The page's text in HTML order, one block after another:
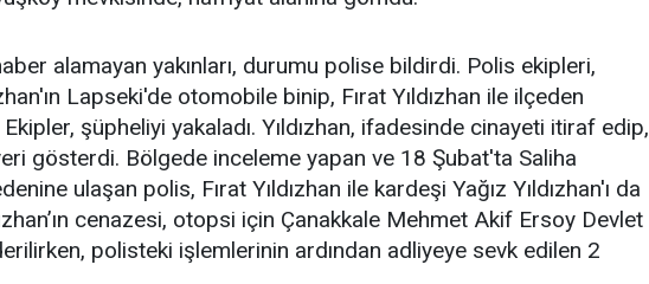
alamayan yakınları, durumu polise bildirdi. Polis ekipleri,
Lapseki'de otomobile binip, Fırat Yıldızhan ile ilçeden
Ekipler, şüpheliyi yakaladı. Yıldızhan, ifadesinde cinayeti itiraf edip,
gösterdi. Bölgede inceleme yapan ve 18 Şubat'ta Saliha
ulaşan polis, Fırat Yıldızhan ile kardeşi Yağız Yıldızhan'ı da
cenazesi, otopsi için Çanakkale Mehmet Akif Ersoy Devlet
polisteki işlemlerinin ardından adliyeye sevk edilen 2